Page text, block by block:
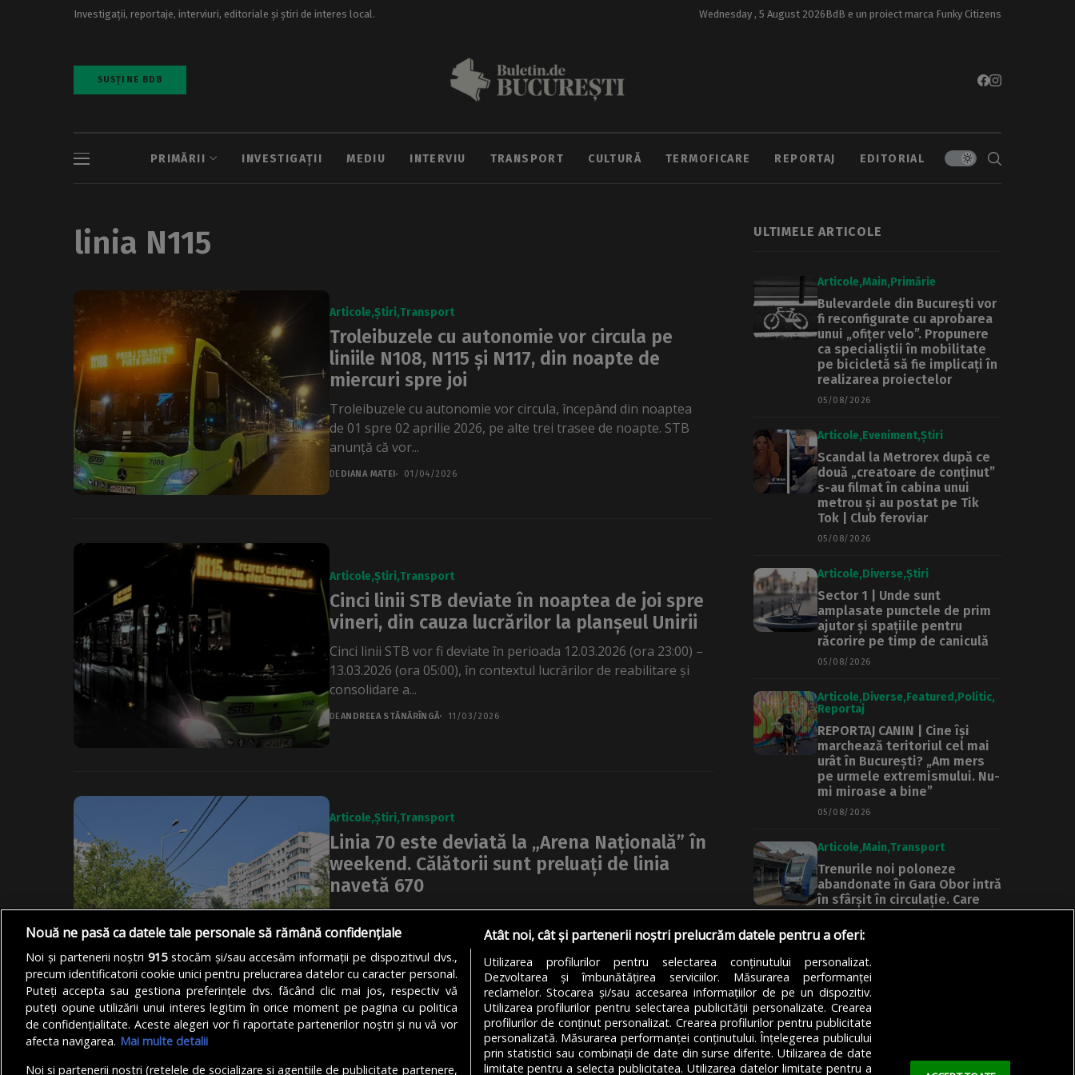
Investigații, reportaje, interviuri, editoriale și știri de interes local. Wednesday , 5 August 2026BdB e un proiect marca Funky Citizens
SUSȚINE BDB
PRIMĂRII INVESTIGAȚII MEDIU INTERVIU TRANSPORT CULTURĂ TERMOFICARE REPORTAJ EDITORIAL
linia N115
Articole Știri Transport
Troleibuzele cu autonomie vor circula pe
liniile N108, N115 și N117, din noapte de
miercuri spre joi
Troleibuzele cu autonomie vor circula, începând din noaptea
de 01 spre 02 aprilie 2026, pe alte trei trasee de noapte. STB
anunță că vor...
DE DIANA MATEI 01/04/2026
Articole Știri Transport
Cinci linii STB deviate în noaptea de joi spre
vineri, din cauza lucrărilor la planșeul Unirii
Cinci linii STB vor fi deviate în perioada 12.03.2026 (ora 23:00) –
13.03.2026 (ora 05:00), în contextul lucrărilor de reabilitare și
consolidare a...
DEANDREEA STĂNĂRÎNGĂ 11/03/2026
Articole Știri Transport
Linia 70 este deviată la „Arena Națională” în
weekend. Călătorii sunt preluați de linia
navetă 670
Linia 70 este deviată pe un traseu modificat pe 8 și 9 martie.
Măsura este luată ca urmare a executării unor lucrări la rețeaua
de...
DEDIANA MATEI 08/03/2025
ULTIMELE ARTICOLE
Articole Main Primărie
Bulevardele din București vor
fi reconfigurate cu aprobarea
unui „ofițer velo”. Propunere
ca specialiștii în mobilitate
pe bicicletă să fie implicați în
realizarea proiectelor
05/08/2026
Articole Eveniment Știri
Scandal la Metrorex după ce
două „creatoare de conținut”
s-au filmat în cabina unui
metrou și au postat pe Tik
Tok | Club feroviar
05/08/2026
Articole Diverse Știri
Sector 1 | Unde sunt
amplasate punctele de prim
ajutor și spațiile pentru
răcorire pe timp de caniculă
05/08/2026
Articole Diverse Featured Politic
Reportaj
REPORTAJ CANIN | Cine își
marchează teritoriul cel mai
urât în București? „Am mers
pe urmele extremismului. Nu-
mi miroase a bine”
05/08/2026
Articole Main Transport
Trenurile noi poloneze
abandonate în Gara Obor intră
în sfârșit în circulație. Care
sunt primele rute pentru
garniturile PESA | Club
feroviar
05/08/2026
Nouă ne pasă ca datele tale personale să rămână confidențiale
Noi și partenerii noștri915stocăm și/sau accesăm informații pe dispozitivul dvs.,
precum identificatorii cookie unici pentru prelucrarea datelor cu caracter personal.
Puteți accepta sau gestiona preferințele dvs. făcând clic mai jos, respectiv vă
puteți opune utilizării unui interes legitim în orice moment pe pagina cu politica
de confidențialitate. Aceste alegeri vor fi raportate partenerilor noștri și nu vă vor
afecta navigarea. Mai multe detalii
Noi si partenerii nostri (retelele de socializare si agentiile de publicitate partenere,
Atât noi, cât și partenerii noștri prelucrăm datele pentru a oferi:
Utilizarea profilurilor pentru selectarea conținutului personalizat.
Dezvoltarea și îmbunătățirea serviciilor. Măsurarea performanței
reclamelor. Stocarea și/sau accesarea informațiilor de pe un dispozitiv.
Utilizarea profilurilor pentru selectarea publicității personalizate. Crearea
profilurilor de conținut personalizat. Crearea profilurilor pentru publicitate
personalizată. Măsurarea performanței conținutului. Înțelegerea publicului
prin statistici sau combinații de date din surse diferite. Utilizarea de date
limitate pentru a selecta publicitatea. Utilizarea datelor limitate pentru a